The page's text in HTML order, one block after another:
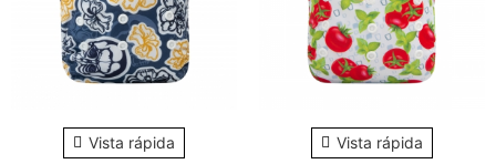
Vista rápida
Vista rápida